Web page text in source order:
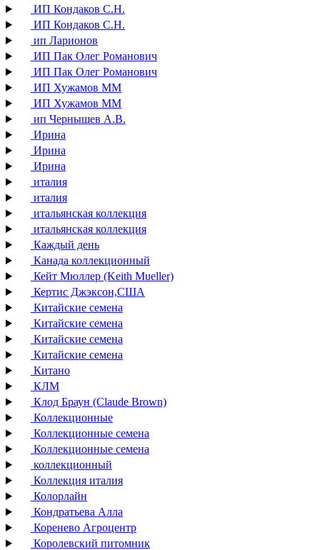
ИП Кондаков С.Н.
ИП Кондаков С.Н.
ип Ларионов
ИП Пак Олег Романович
ИП Пак Олег Романович
ИП Хужамов ММ
ИП Хужамов ММ
ип Чернышев А.В.
Ирина
Ирина
Ирина
италия
италия
итальянская коллекция
итальянская коллекция
Каждый день
Канада коллекционный
Кейт Мюллер (Keith Mueller)
Кертис Джэксон,США
Китайские семена
Китайские семена
Китайские семена
Китайские семена
Китано
КЛМ
Клод Браун (Claude Brown)
Коллекционные
Коллекционные семена
Коллекционные семена
коллекционный
Коллекция италия
Колорлайн
Кондратьева Алла
Коренево Агроцентр
Королевский питомник